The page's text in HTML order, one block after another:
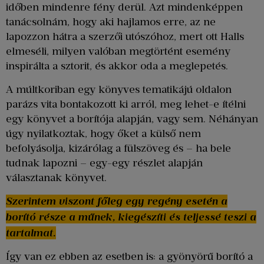
időben mindenre fény derül. Azt mindenképpen
tanácsolnám, hogy aki hajlamos erre, az ne
lapozzon hátra a szerzői utószóhoz, mert ott Halls
elmeséli, milyen valóban megtörtént esemény
inspirálta a sztorit, és akkor oda a meglepetés.
A múltkoriban egy könyves tematikájú oldalon
parázs vita bontakozott ki arról, meg lehet-e ítélni
egy könyvet a borítója alapján, vagy sem. Néhányan
úgy nyilatkoztak, hogy őket a külső nem
befolyásolja, kizárólag a fülszöveg és – ha bele
tudnak lapozni – egy-egy részlet alapján
választanak könyvet.
Szerintem viszont főleg egy regény esetén a
borító része a műnek, kiegészíti és teljessé teszi a
tartalmat.
Így van ez ebben az esetben is: a gyönyörű borító a